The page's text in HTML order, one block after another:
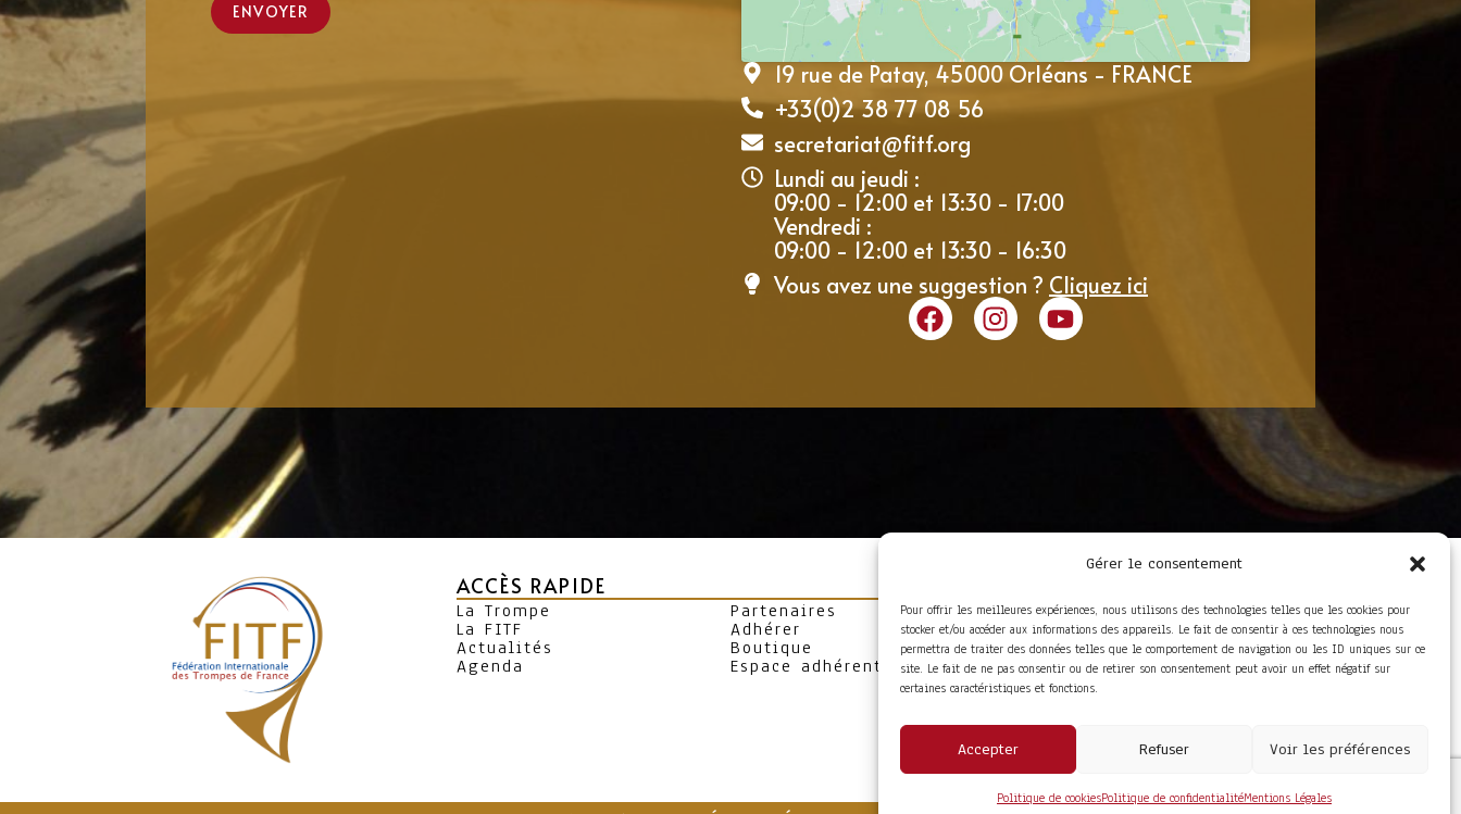
Gérer le consentement
Pour offrir les meilleures expériences, nous utilisons des technologies telles que les cookies pour
stocker et/ou accéder aux informations des appareils. Le fait de consentir à ces technologies nous
permettra de traiter des données telles que le comportement de navigation ou les ID uniques sur ce
site. Le fait de ne pas consentir ou de retirer son consentement peut avoir un effet négatif sur
certaines caractéristiques et fonctions.
Accepter Refuser Voir les préférences
Politique de cookiesPolitique de confidentialitéMentions Légales
ENVOYER
19 rue de Patay, 45000 Orléans - FRANCE
+33(0)2 38 77 08 56
secretariat@fitf.org
Lundi au jeudi :
09:00 - 12:00 et 13:30 - 17:00
Vendredi :
09:00 - 12:00 et 13:30 - 16:30
Vous avez une suggestion ? Cliquez ici
ACCÈS RAPIDE
La Trompe
La FITF
Actualités
Agenda
Partenaires
Adhérer
Boutique
Espace adhérent
Foire aux questions
Conditions Générales de
Vente
Mentions Légales
Politique de